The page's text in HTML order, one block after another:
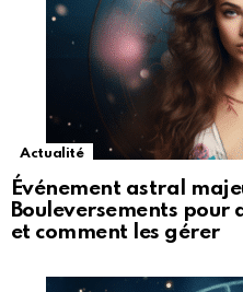
Actualité
Événement astral
Bouleversements pour
et comment les gérer